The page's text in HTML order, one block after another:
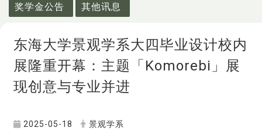
奖学金公告 其他讯息
东海大学景观学系大四毕业设计校内
展隆重开幕：主题「Komorebi」展
现创意与专业并进
2025-05-18 景观学系